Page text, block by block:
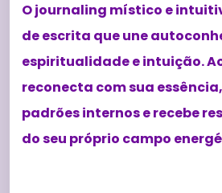
O journaling místico e
de escrita que une
espiritualidade e intuição.
reconecta com sua
padrões internos e recebe
do seu próprio campo